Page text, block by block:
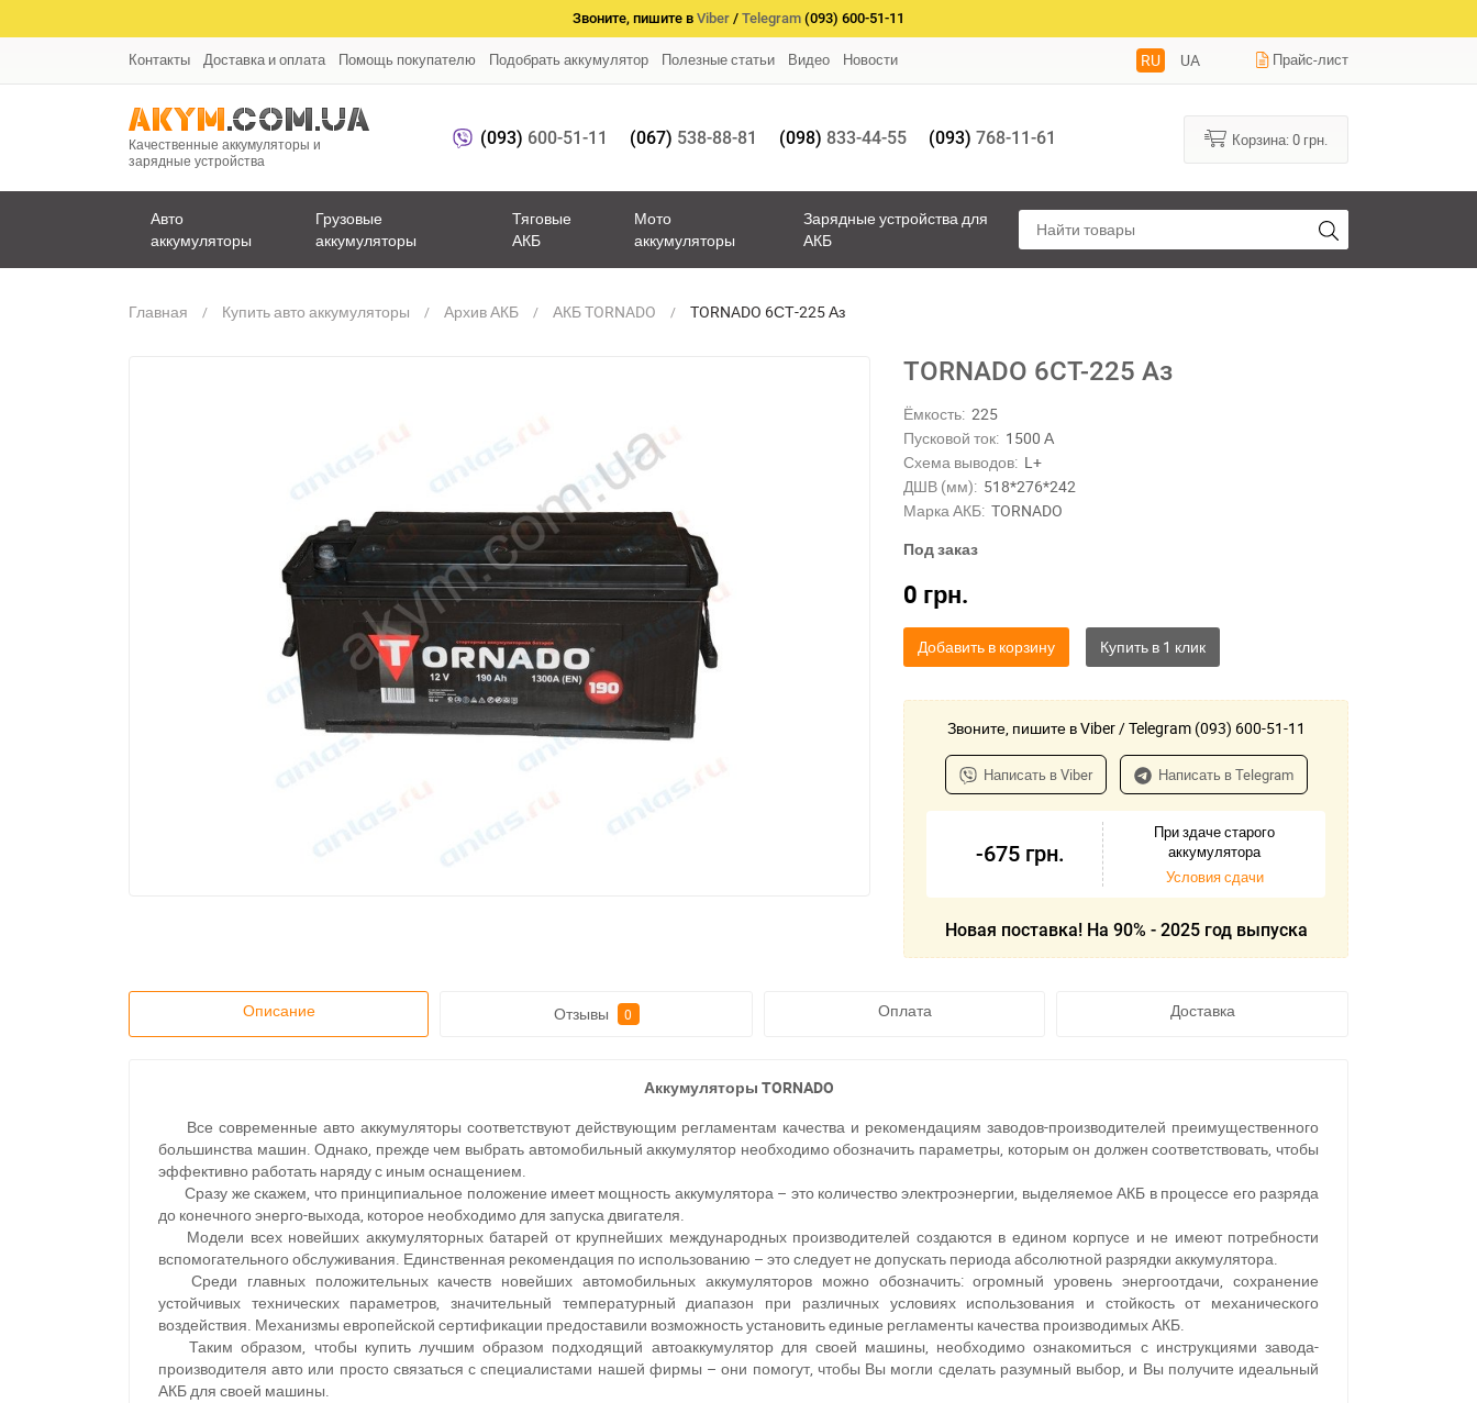
Звоните, пишите в Viber / Telegram (093) 600-51-11
Контакты Доставка и оплата Помощь покупателю Подобрать аккумулятор Полезные статьи Видео Новости RU UA Прайс-лист
Качественные аккумуляторы и
зарядные устройства
(093) 600-51-11 (067) 538-88-81 (098) 833-44-55 (093) 768-11-61 Корзина:0 грн.
Авто
аккумуляторы
Грузовые
аккумуляторы
Тяговые
АКБ
Мото
аккумуляторы
Зарядные устройства для
АКБ
Главная Купить авто аккумуляторы Архив АКБ АКБ TORNADO TORNADO 6СТ-225 Аз
TORNADO 6СТ-225 Аз
Ёмкость: 225
Пусковой ток: 1500 А
Схема выводов: L+
ДШВ (мм): 518*276*242
Марка АКБ: TORNADO
Под заказ
0 грн.
Добавить в корзину
Звоните, пишите в Viber / Telegram (093) 600-51-11
Написать в Viber Написать в Telegram
-675 грн.
При здаче старого
аккумулятора
Условия сдачи
Новая поставка! На 90% - 2025 год выпуска
Описание Отзывы 0 Оплата Доставка
Аккумуляторы TORNADO
Все современные авто аккумуляторы соответствуют действующим регламентам качества и рекомендациям заводов-производителей преимущественного
большинства машин. Однако, прежде чем выбрать автомобильный аккумулятор необходимо обозначить параметры, которым он должен соответствовать, чтобы
эффективно работать наряду с иным оснащением.
Сразу же скажем, что принципиальное положение имеет мощность аккумулятора – это количество электроэнергии, выделяемое АКБ в процессе его разряда
до конечного энерго-выхода, которое необходимо для запуска двигателя.
Модели всех новейших аккумуляторных батарей от крупнейших международных производителей создаются в едином корпусе и не имеют потребности
вспомогательного обслуживания. Единственная рекомендация по использованию – это следует не допускать периода абсолютной разрядки аккумулятора.
Среди главных положительных качеств новейших автомобильных аккумуляторов можно обозначить: огромный уровень энергоотдачи, сохранение
устойчивых технических параметров, значительный температурный диапазон при различных условиях использования и стойкость от механического
воздействия. Механизмы европейской сертификации предоставили возможность установить единые регламенты качества производимых АКБ.
Таким образом, чтобы купить лучшим образом подходящий автоаккумулятор для своей машины, необходимо ознакомиться с инструкциями завода-
производителя авто или просто связаться с специалистами нашей фирмы – они помогут, чтобы Вы могли сделать разумный выбор, и Вы получите идеальный
АКБ для своей машины.
При отсутствии связи - пишите, звоните в Viber / Telegram (093) 600-51-11